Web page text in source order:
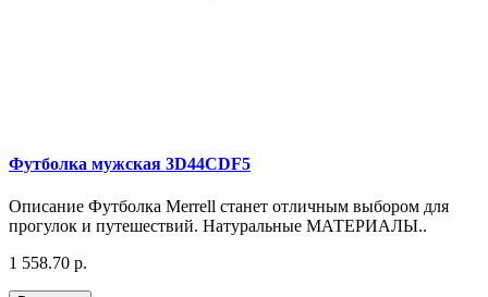
Футболка мужская 3D44CDF5
Описание Футболка Merrell станет отличным выбором для
прогулок и путешествий. Натуральные МАТЕРИАЛЫ..
1 558.70 р.